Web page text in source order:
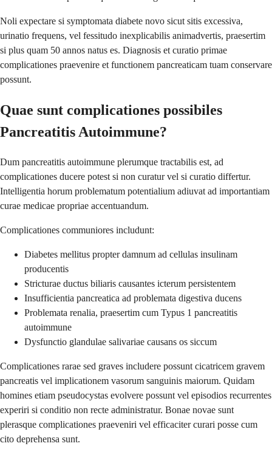
Noli expectare si symptomata diabete novo sicut sitis excessiva,
urinatio frequens, vel fessitudo inexplicabilis animadvertis, praesertim
si plus quam 50 annos natus es. Diagnosis et curatio primae
complicationes praevenire et functionem pancreaticam tuam conservare
possunt.
Quae sunt complicationes possibiles
Pancreatitis Autoimmune?
Dum pancreatitis autoimmune plerumque tractabilis est, ad
complicationes ducere potest si non curatur vel si curatio differtur.
Intelligentia horum problematum potentialium adiuvat ad importantiam
curae medicae propriae accentuandum.
Complicationes communiores includunt:
Diabetes mellitus propter damnum ad cellulas insulinam
producentis
Stricturae ductus biliaris causantes icterum persistentem
Insufficientia pancreatica ad problemata digestiva ducens
Problemata renalia, praesertim cum Typus 1 pancreatitis
autoimmune
Dysfunctio glandulae salivariae causans os siccum
Complicationes rarae sed graves includere possunt cicatricem gravem
pancreatis vel implicationem vasorum sanguinis maiorum. Quidam
homines etiam pseudocystas evolvere possunt vel episodios recurrentes
experiri si conditio non recte administratur. Bonae novae sunt
plerasque complicationes praeveniri vel efficaciter curari posse cum
cito deprehensa sunt.